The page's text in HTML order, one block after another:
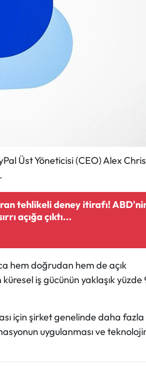
Üst Yöneticisi (CEO) Alex
tehlikeli deney itirafı!
açığa çıktı...
hem doğrudan hem de açık
küresel iş gücünün yaklaşık yüzde
için şirket genelinde daha fazla
uygulanması ve